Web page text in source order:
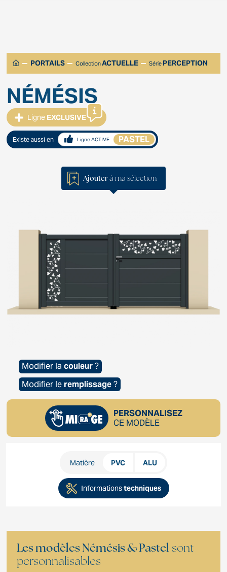
PORTAILS CollectionACTUELLE Série PERCEPTION
NÉMÉSIS
Ligne EXCLUSIVE
Existe aussi en Ligne ACTIVE PASTEL
Ajouterà ma sélection
Modifier lacouleur?
Modifier le remplissage?
PERSONNALISEZ
CE MODÈLE
Matière PVC ALU
Informationstechniques
Les modèles Némésis & Pastel sont
personnalisables